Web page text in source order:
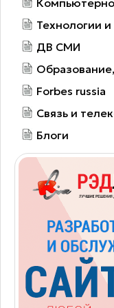
Технологии
ДВ СМИ
Forbes russia
Связь и
Блоги